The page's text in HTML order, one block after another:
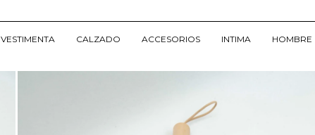
VESTIMENTA CALZADO ACCESORIOS INTIMA HOMBRE